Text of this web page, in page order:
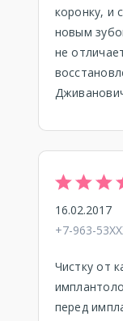
коронку, и
новым
не
16.02.2017
+7-963-
Чистку от
перед